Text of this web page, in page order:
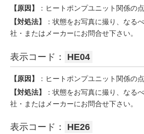
【原因】
：ヒートポンプユニット関係の
【対処法】
：状態をお写真に撮り、なる
社・またはメーカーにお問合せ下さい。
表示コード： HE04
【原因】
：ヒートポンプユニット関係の
【対処法】
：状態をお写真に撮り、なる
社・またはメーカーにお問合せ下さい。
表示コード： HE26